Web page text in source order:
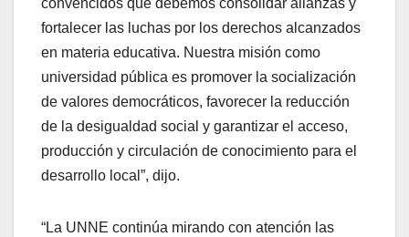
convencidos que debemos consolidar alianzas y
fortalecer las luchas por los derechos alcanzados
en materia educativa. Nuestra misión como
universidad pública es promover la socialización
de valores democráticos, favorecer la reducción
de la desigualdad social y garantizar el acceso,
producción y circulación de conocimiento para el
desarrollo local”, dijo.
“La UNNE continúa mirando con atención las